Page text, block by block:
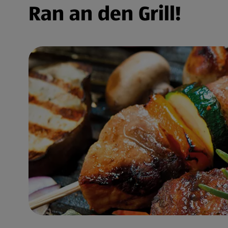
Ran an den Grill!